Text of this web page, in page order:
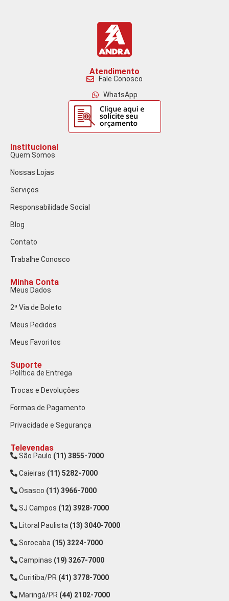
Atendimento
Fale Conosco
WhatsApp
Institucional
Quem Somos
Nossas Lojas
Serviços
Responsabilidade Social
Blog
Contato
Trabalhe Conosco
Minha Conta
Meus Dados
2ª Via de Boleto
Meus Pedidos
Meus Favoritos
Suporte
Política de Entrega
Trocas e Devoluções
Formas de Pagamento
Privacidade e Segurança
Televendas
São Paulo (11) 3855-7000
Caieiras (11) 5282-7000
Osasco (11) 3966-7000
SJ Campos (12) 3928-7000
Litoral Paulista (13) 3040-7000
Sorocaba (15) 3224-7000
Campinas (19) 3267-7000
Curitiba/PR (41) 3778-7000
Maringá/PR (44) 2102-7000